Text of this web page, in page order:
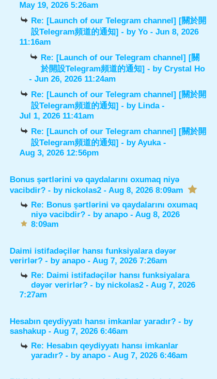
May 19, 2026 5:26am
Re: [Launch of our Telegram channel] [關於開
設Telegram頻道的通知] - byYo - Jun 8, 2026
11:16am
Re: [Launch of our Telegram channel] [關
於開設Telegram頻道的通知] - byCrystal Ho
- Jun 26, 2026 11:24am
Re: [Launch of our Telegram channel] [關於開
設Telegram頻道的通知] - by Linda-
Jul 1, 2026 11:41am
Re: [Launch of our Telegram channel] [關於開
設Telegram頻道的通知] - byAyuka-
Aug 3, 2026 12:56pm
Bonus şərtlərini və qaydalarını oxumaq niyə
vacibdir? - by nickolas2 - Aug 8, 2026 8:09am
Re: Bonus şərtlərini və qaydalarını oxumaq
niyə vacibdir? - byanapo - Aug 8, 2026
8:09am
Daimi istifadəçilər hansı funksiyalara dəyər
verirlər? - by anapo - Aug 7, 2026 7:26am
Re: Daimi istifadəçilər hansı funksiyalara
dəyər verirlər? - by nickolas2 - Aug 7, 2026
7:27am
Hesabın qeydiyyatı hansı imkanlar yaradır? - by
sashakup - Aug 7, 2026 6:46am
Re: Hesabın qeydiyyatı hansı imkanlar
yaradır? - byanapo - Aug 7, 2026 6:46am